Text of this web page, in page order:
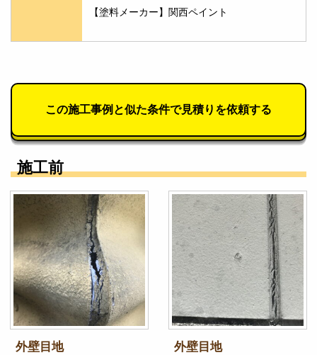
【塗料メーカー】関西ペイント
この施工事例と似た条件で見積りを依頼する
施工前
外壁目地 外壁目地